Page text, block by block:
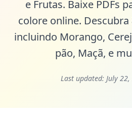
e Frutas. Baixe PDFs
colore online.
incluindo Morango,
pão, Maçã, e
Last updated: July 22,